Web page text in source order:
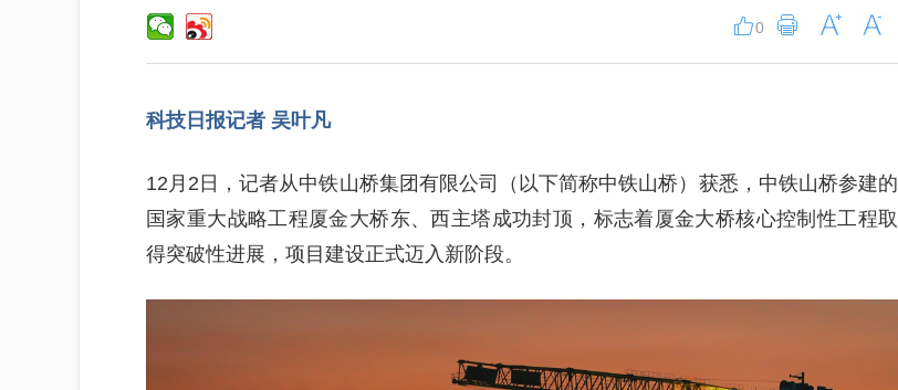
0
科技日报记者 吴叶凡
12月2日，记者从中铁山桥集团有限公司（以下简称中铁山桥）获悉，中铁山桥参建的
国家重大战略工程厦金大桥东、西主塔成功封顶，标志着厦金大桥核心控制性工程取
得突破性进展，项目建设正式迈入新阶段。